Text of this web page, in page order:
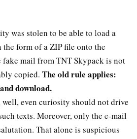
was stolen to be able to load a
form of a ZIP file onto the
fake mail from TNT Skypack is not
copied. The old rule applies:
download.
well, even curiosity should not drive
texts. Moreover, only the e-mail
That alone is suspicious